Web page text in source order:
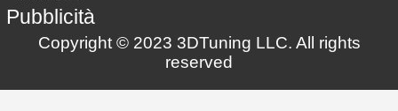
Pubblicità
Copyright © 2023 3DTuning LLC. All rights
reserved